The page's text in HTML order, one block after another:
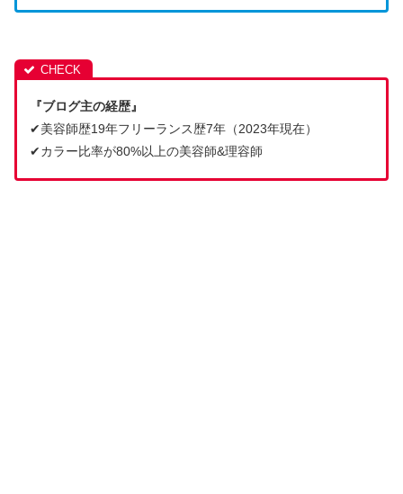
『ブログ主の経歴』
✔︎美容師歴19年フリーランス歴7年（2023年現在）
✔︎カラー比率が80%以上の美容師&理容師